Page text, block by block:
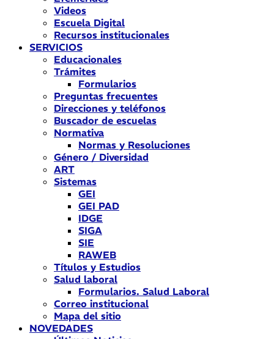
Videos
Escuela Digital
Recursos institucionales
SERVICIOS
Educacionales
Trámites
Formularios
Preguntas frecuentes
Direcciones y teléfonos
Buscador de escuelas
Normativa
Normas y Resoluciones
Género / Diversidad
ART
Sistemas
GEI
GEI PAD
IDGE
SIGA
SIE
RAWEB
Títulos y Estudios
Salud laboral
Formularios. Salud Laboral
Correo institucional
Mapa del sitio
NOVEDADES